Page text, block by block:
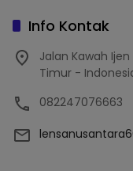
Info Kontak
Jalan Kawah
Timur -
082247076663